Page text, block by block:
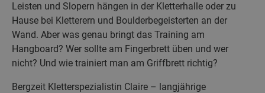
Leisten und Slopern hängen in der Kletterhalle oder zu
Hause bei Kletterern und Boulderbegeisterten an der
Wand. Aber was genau bringt das Training am
Hangboard? Wer sollte am Fingerbrett üben und wer
nicht? Und wie trainiert man am Griffbrett richtig?
Bergzeit Kletterspezialistin Claire – langjährige